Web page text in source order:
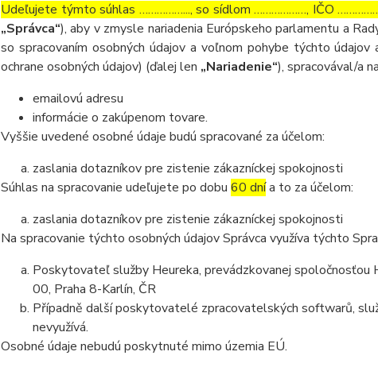
Udeľujete týmto súhlas ……………..., so sídlom ………………, IČO
„Správca“), aby v zmysle nariadenia Európskeho parlamentu a
so spracovaním osobných údajov a voľnom pohybe týchto
ochrane osobných údajov) (ďalej len „Nariadenie“), spracovával/a
emailovú adresu
informácie o zakúpenom tovare.
Vyššie uvedené osobné údaje budú spracované za účelom:
zaslania dotazníkov pre zistenie zákazníckej spokojnosti
Súhlas na spracovanie udeľujete po dobu 60 dnía to za účelom:
zaslania dotazníkov pre zistenie zákazníckej spokojnosti
Na spracovanie týchto osobných údajov Správca využíva týchto
Poskytovateľ služby Heureka, prevádzkovanej spoločnosťou
00, Praha 8-Karlín, ČR
Případně další poskytovatelé zpracovatelských softwarů,
nevyužívá.
Osobné údaje nebudú poskytnuté mimo územia EÚ.